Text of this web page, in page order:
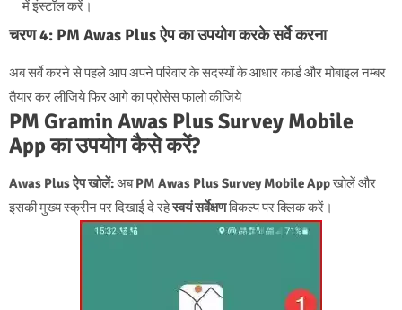
में इंस्टॉल करें।
चरण 4: PM Awas Plus ऐप का उपयोग करके सर्वे करना
अब सर्वे करने से पहले आप अपने परिवार के सदस्यों के आधार कार्ड और मोबाइल नम्बर
तैयार कर लीजिये फिर आगे का प्रोसेस फालो कीजिये
PM Gramin Awas Plus Survey Mobile
App का उपयोग कैसे करें?
Awas Plus ऐप खोलें:अबPM Awas Plus Survey Mobile Appखोलें और
इसकी मुख्य स्क्रीन पर दिखाई दे रहेस्वयं सर्वेक्षणविकल्प पर क्लिक करें।